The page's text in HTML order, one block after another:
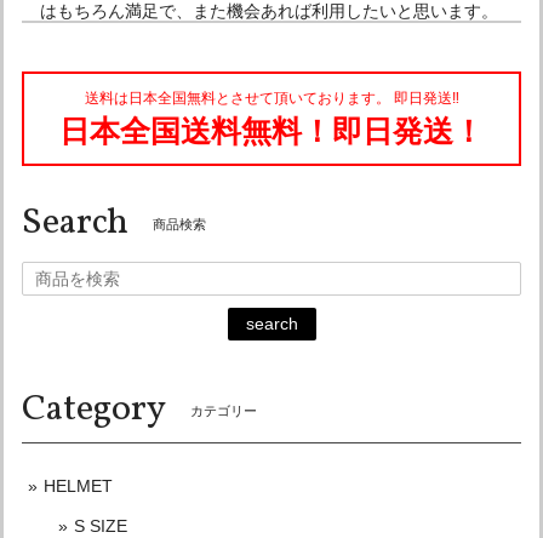
はもちろん満足で、また機会あれば利用したいと思います。
こちらこそ有難うございました。 また今後とも
宜しくお願い申し上げます♪
2026/06/18
迅速な対応ありがとうございます。 また御機会がありました
らよろしくお願い致します。
Lサイズ
リピートでの購入。 商品問い合わせ,購入後は通話とメッセ
送料は日本全国無料とさせて頂いております。 即日発送‼︎
日本全国送料無料！即日発送！
Search 商品検索
search
Category カテゴリー
HELMET
S SIZE